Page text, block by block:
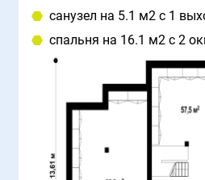
санузел на 5.1 м2 с 1
спальня на 16.1 м2 с 2